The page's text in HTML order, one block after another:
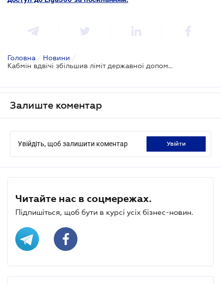
Головна / Новини /
Кабмін вдвічі збільшив ліміт державної допомоги бізнесу за програмою “5-7-9”
Залиште коментар
Увійдіть, щоб залишити коментар увійти
Читайте нас в соцмережах.
Підпишіться, щоб бути в курсі усіх бізнес-новин.